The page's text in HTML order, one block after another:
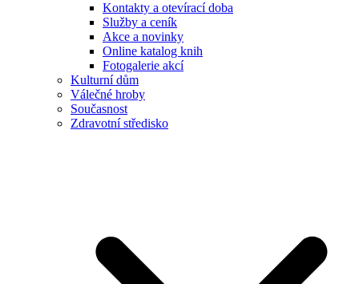
Kontakty a otevírací doba
Služby a ceník
Akce a novinky
Online katalog knih
Fotogalerie akcí
Kulturní dům
Válečné hroby
Současnost
Zdravotní středisko